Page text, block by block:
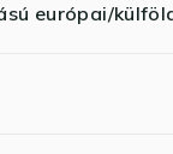
európai/